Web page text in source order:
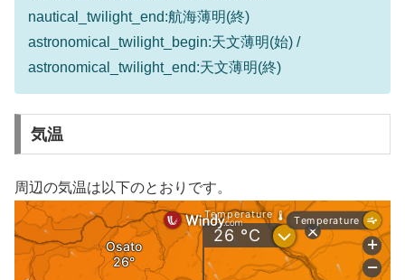
nautical_twilight_end:航海薄明(終)
astronomical_twilight_begin:天文薄明(始) /
astronomical_twilight_end:天文薄明(終)
気温
周辺の気温は以下のとおりです。